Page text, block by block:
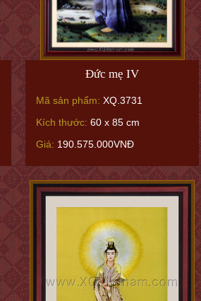
Đức mẹ IV
Mã sản phẩm: XQ.3731
Kích thước: 60 x 85 cm
Giá: 190.575.000VNĐ